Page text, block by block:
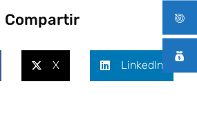
Compartir
X LinkedIn